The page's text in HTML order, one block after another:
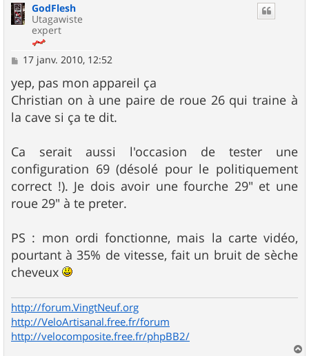
GodFlesh
Utagawiste
expert
M
s
s
a
g
e
17 janv. 2010, 12:52
yep, pas mon appareil ça
Christian on à une paire de roue 26 qui traine à
la cave si ça te dit.
Ca serait aussi l'occasion de tester une
configuration 69 (désolé pour le politiquement
correct !). Je dois avoir une fourche 29" et une
roue 29" à te preter.
PS : mon ordi fonctionne, mais la carte vidéo,
pourtant à 35% de vitesse, fait un bruit de sèche
cheveux
http://forum.VingtNeuf.org
http://VeloArtisanal.free.fr/forum
http://velocomposite.free.fr/phpBB2/